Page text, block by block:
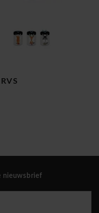
nieuwsbrief